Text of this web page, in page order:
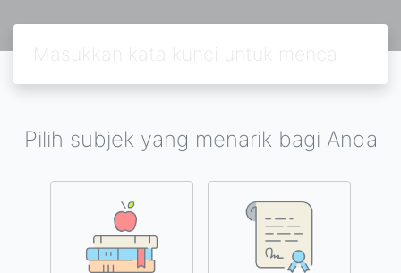
Pilih subjek yang menarik bagi Anda